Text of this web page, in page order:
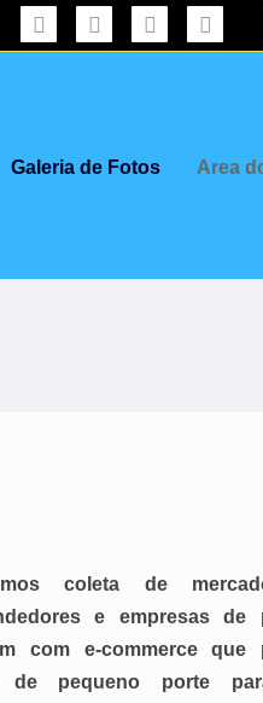
  
Galeria de Fotos Area
coleta de
e empresas de
com e-commerce que
de pequeno porte